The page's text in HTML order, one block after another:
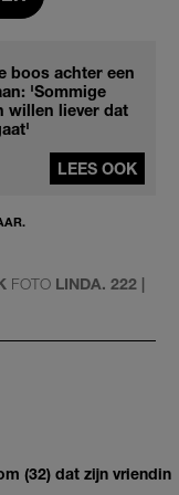
boos achter een
'Sommige
willen liever dat
LEES OOK
FOTO LINDA. 222 |
(32) dat zijn vriendin